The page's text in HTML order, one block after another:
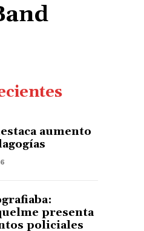
aumento
presenta
policiales